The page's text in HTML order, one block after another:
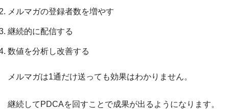
メルマガの登録者数を増やす
継続的に配信する
数値を分析し改善する
メルマガは1通だけ送っても効果はわかりません。
継続してPDCAを回すことで成果が出るようになります。